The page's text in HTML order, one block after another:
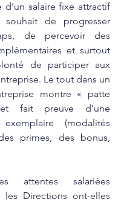
d’un salaire fixe attractif
souhait de progresser
de percevoir des
et surtout
de participer aux
Le tout dans un
montre « patte
fait preuve d’une
exemplaire (modalités
primes, des bonus,
attentes salariées
les Directions ont-elles